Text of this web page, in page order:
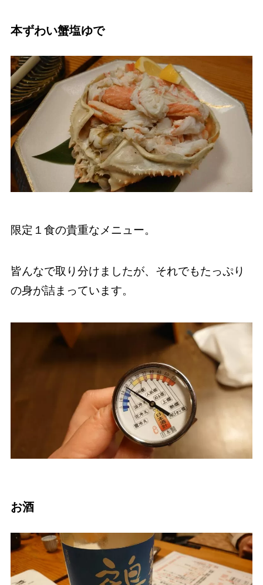
本ずわい蟹塩ゆで
限定１食の貴重なメニュー。
皆んなで取り分けましたが、それでもたっぷり
の身が詰まっています。
お酒